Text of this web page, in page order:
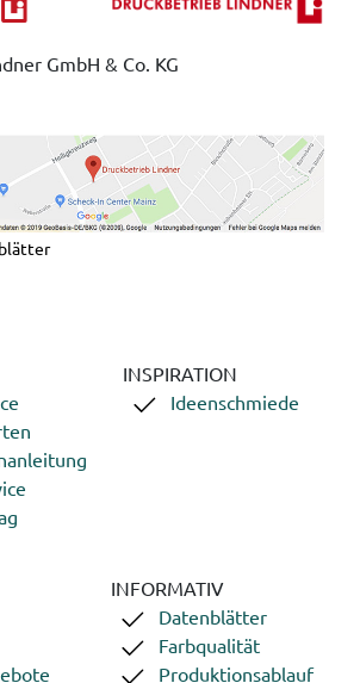
GmbH & Co. KG
INSPIRATION
Ideenschmiede
INFORMATIV
Datenblätter
Farbqualität
Produktionsablauf